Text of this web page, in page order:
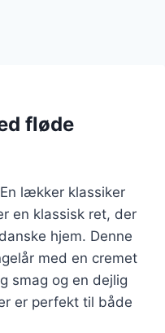
fløde
lækker klassiker
en klassisk ret, der
hjem. Denne
med en cremet
smag og en dejlig
er perfekt til både